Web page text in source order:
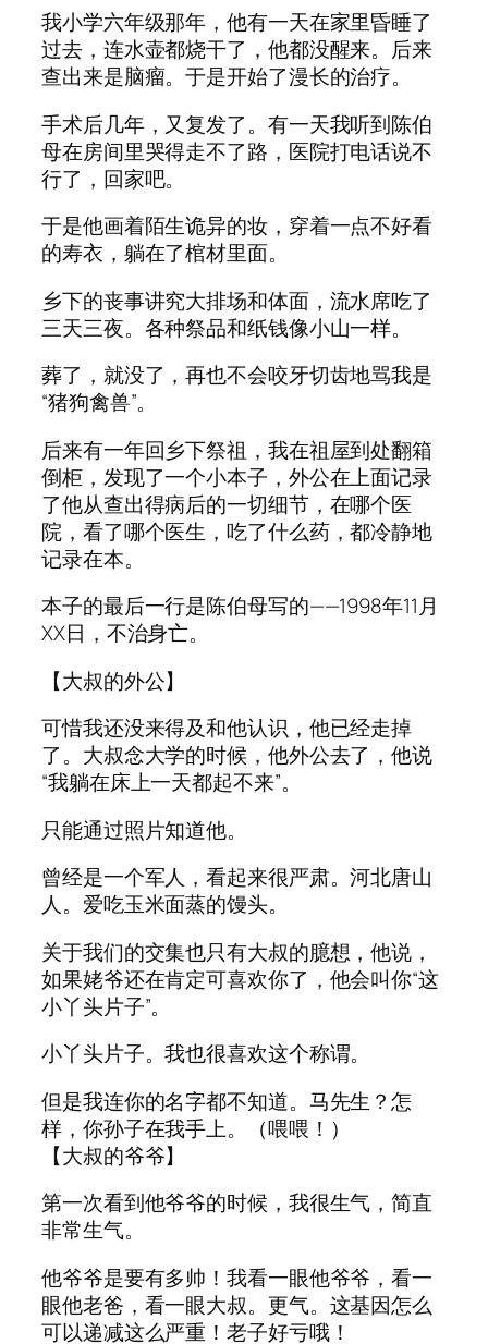
我小学六年级那年，他有一天在家里昏睡了
过去，连水壶都烧干了，他都没醒来。后来
查出来是脑瘤。于是开始了漫长的治疗。
手术后几年，又复发了。有一天我听到陈伯
母在房间里哭得走不了路，医院打电话说不
行了，回家吧。
于是他画着陌生诡异的妆，穿着一点不好看
的寿衣，躺在了棺材里面。
乡下的丧事讲究大排场和体面，流水席吃了
三天三夜。各种祭品和纸钱像小山一样。
葬了，就没了，再也不会咬牙切齿地骂我是
“猪狗禽兽”。
后来有一年回乡下祭祖，我在祖屋到处翻箱
倒柜，发现了一个小本子，外公在上面记录
了他从查出得病后的一切细节，在哪个医
院，看了哪个医生，吃了什么药，都冷静地
记录在本。
本子的最后一行是陈伯母写的——1998年11月
XX日，不治身亡。
【大叔的外公】
可惜我还没来得及和他认识，他已经走掉
了。大叔念大学的时候，他外公去了，他说
“我躺在床上一天都起不来”。
只能通过照片知道他。
曾经是一个军人，看起来很严肃。河北唐山
人。爱吃玉米面蒸的馒头。
关于我们的交集也只有大叔的臆想，他说，
如果姥爷还在肯定可喜欢你了，他会叫你“这
小丫头片子”。
小丫头片子。我也很喜欢这个称谓。
但是我连你的名字都不知道。马先生？怎
样，你孙子在我手上。（喂喂！）
【大叔的爷爷】
第一次看到他爷爷的时候，我很生气，简直
非常生气。
他爷爷是要有多帅！我看一眼他爷爷，看一
眼他老爸，看一眼大叔。更气。这基因怎么
可以递减这么严重！老子好亏哦！